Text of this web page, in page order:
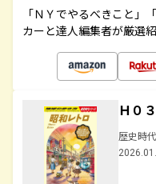
「ＮＹでやるべきこと」
カーと達人編集者が厳選
Ｈ０
歴史時代